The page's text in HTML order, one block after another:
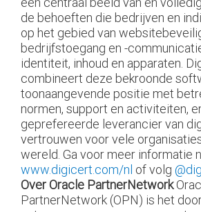
de behoeften die bedrijven en
op het gebied van
bedrijfstoegang en -
identiteit, inhoud en apparaten.
combineert deze bekroonde
toonaangevende positie met
normen, support en activiteiten,
geprefereerde leverancier van
vertrouwen voor vele
wereld. Ga voor meer informatie
www.digicert.com/nl of volg
Over Oracle PartnerNetwork
PartnerNetwork (OPN) is het